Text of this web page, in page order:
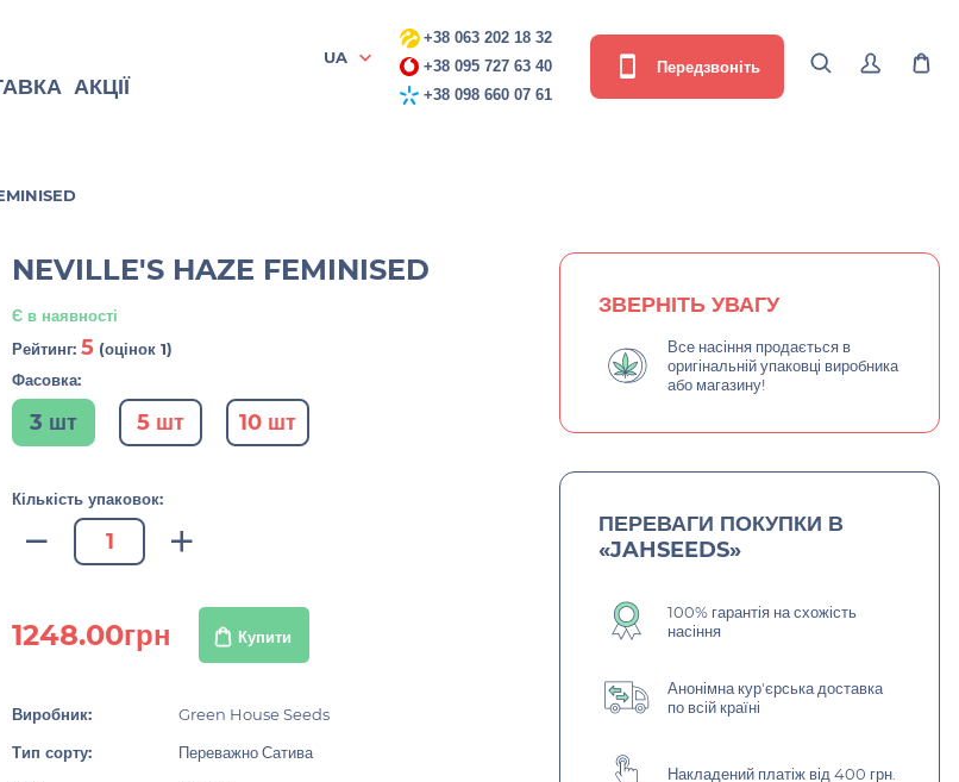
АКЦІЇ
UA
+38 063 202 18 32
+38 095 727 63 40
+38 098 660 07 61
Передзвоніть
NEVILLE'S HAZE FEMINISED
Є в наявності
Рейтинг: 5 (оцінок 1)
Фасовка:
3 шт 5 шт 10 шт
Кількість упаковок:
1248.00грн Купити
Виробник:
Green House Seeds
Тип сорту:
Переважно Сатива
ЗВЕРНІТЬ УВАГУ
Все насіння продається в
оригінальній упаковці виробника
або магазину!
ПЕРЕВАГИ ПОКУПКИ В
«JAHSEEDS»
100% гарантія на схожість
насіння
Анонімна кур'єрська доставка
по всій країні
Накладений платіж від 400 грн.